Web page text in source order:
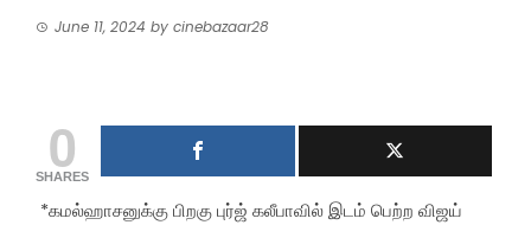
June 11, 2024 by cinebazaar28
0
SHARES
*கமல்ஹாசனுக்கு பிறகு புர்ஜ் கலீபாவில் இடம் பெற்ற விஜய்